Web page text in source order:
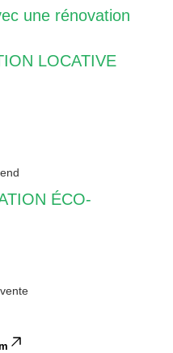
une rénovation
LOCATIVE
ÉCO-